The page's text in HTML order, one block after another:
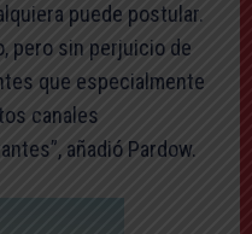
puede postular.
pero sin perjuicio de
que especialmente
canales
añadió Pardow.